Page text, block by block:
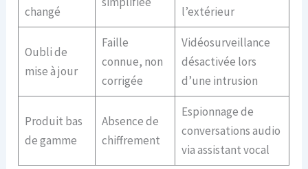
changé
l’extérieur
Oubli de
mise à jour
Faille
connue, non
corrigée
Vidéosurveillance
désactivée lors
d’une intrusion
Produit bas
de gamme
Absence de
chiffrement
Espionnage de
conversations audio
via assistant vocal